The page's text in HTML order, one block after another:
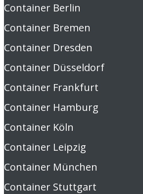
Container Berlin
Container Bremen
Container Dresden
Container Düsseldorf
Container Frankfurt
Container Hamburg
Container Köln
Container Leipzig
Container München
Container Stuttgart